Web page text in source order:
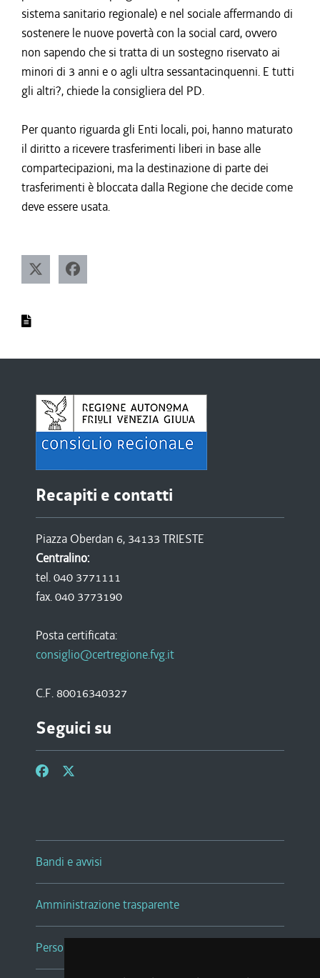
sistema sanitario regionale) e nel sociale affermando di
sostenere le nuove povertà con la social card, ovvero
non sapendo che si tratta di un sostegno riservato ai
minori di 3 anni e o agli ultra sessantacinquenni. E tutti
gli altri?, chiede la consigliera del PD.
Per quanto riguarda gli Enti locali, poi, hanno maturato
il diritto a ricevere trasferimenti liberi in base alle
compartecipazioni, ma la destinazione di parte dei
trasferimenti è bloccata dalla Regione che decide come
deve essere usata.
Recapiti e contatti
Piazza Oberdan 6, 34133 TRIESTE
Centralino:
tel. 040 3771111
fax. 040 3773190
Posta certificata:
consiglio@certregione.fvg.it
C.F. 80016340327
Seguici su
Bandi e avvisi
Amministrazione trasparente
Persone e Uffici